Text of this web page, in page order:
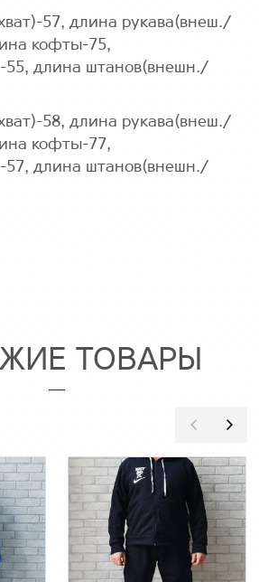
57, длина рукава(внеш./
кофты-75,
55, длина штанов(внешн./
58, длина рукава(внеш./
кофты-77,
57, длина штанов(внешн./
ТОВАРЫ